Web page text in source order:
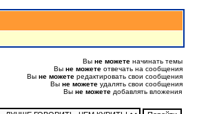
Вы не можете начинать темы
Вы не можете отвечать на сообщения
Вы не можете редактировать свои сообщения
Вы не можете удалять свои сообщения
Вы не можете добавлять вложения